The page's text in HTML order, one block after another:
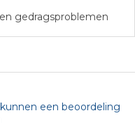
gedragsproblemen
een beoordeling